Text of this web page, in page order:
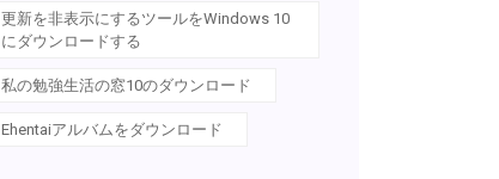
更新を非表示にするツールをWindows 10
にダウンロードする
私の勉強生活の窓10のダウンロード
Ehentaiアルバムをダウンロード